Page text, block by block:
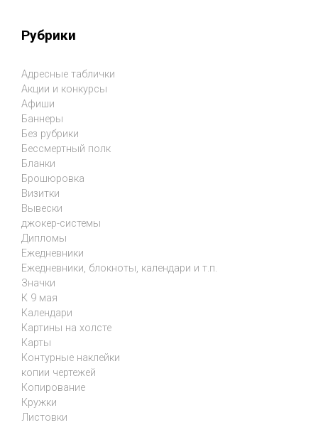
Рубрики
Адресные таблички
Акции и конкурсы
Афиши
Баннеры
Без рубрики
Бессмертный полк
Бланки
Брошюровка
Визитки
Вывески
джокер-системы
Дипломы
Ежедневники
Ежедневники, блокноты, календари и т.п.
Значки
К 9 мая
Календари
Картины на холсте
Карты
Контурные наклейки
копии чертежей
Копирование
Кружки
Листовки